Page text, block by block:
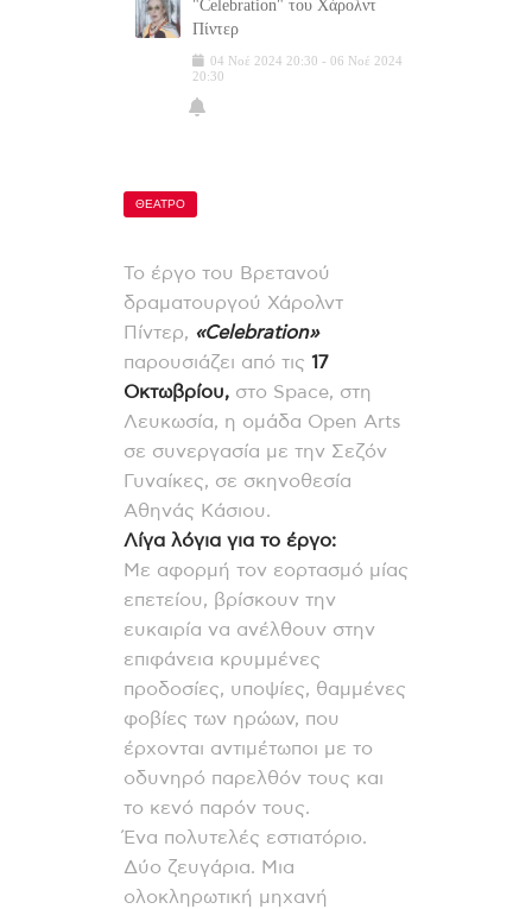
"Celebration" του Χάρολντ
Πίντερ
04 Νοέ 2024 20:30 - 06 Νοέ 2024
20:30
ΘΕΑΤΡΟ
Το έργο του Βρετανού
δραματουργού Χάρολντ
Πίντερ, «Celebration»
παρουσιάζει από τις 17
Οκτωβρίου, στο Space, στη
Λευκωσία, η ομάδα Open Arts
σε συνεργασία με την Σεζόν
Γυναίκες, σε σκηνοθεσία
Αθηνάς Κάσιου.
Λίγα λόγια για το έργο:
Με αφορμή τον εορτασμό μίας
επετείου, βρίσκουν την
ευκαιρία να ανέλθουν στην
επιφάνεια κρυμμένες
προδοσίες, υποψίες, θαμμένες
φοβίες των ηρώων, που
έρχονται αντιμέτωποι με το
οδυνηρό παρελθόν τους και
το κενό παρόν τους.
Ένα πολυτελές εστιατόριο.
Δύο ζευγάρια. Μια
ολοκληρωτική μηχανή